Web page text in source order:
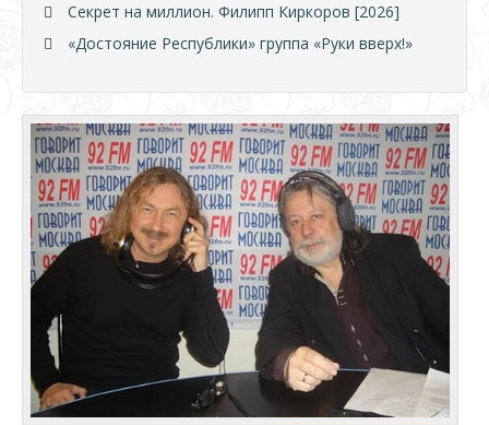
Секрет на миллион. Филипп Киркоров [2026]
«Достояние Республики» группа «Руки вверх!»